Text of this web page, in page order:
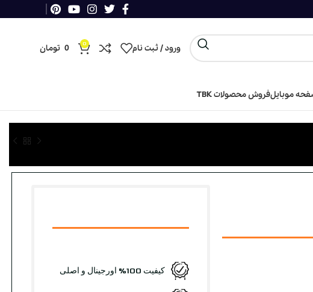
ورود / ثبت نام 0
0 تومان
موبایلفروش محصولات TBK
کیفیت 100% اورجینال و اصلی